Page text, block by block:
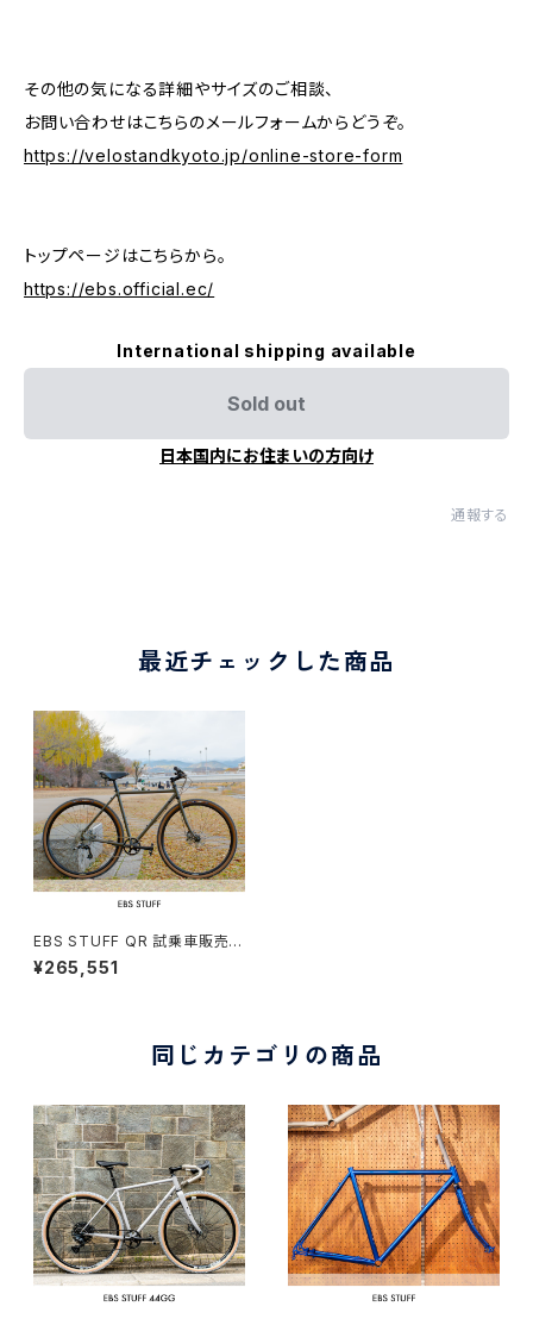
その他の気になる詳細やサイズのご相談、
お問い合わせはこちらのメールフォームからどうぞ。
https://velostandkyoto.jp/online-store-form
トップページはこちらから。
https://ebs.official.ec/
International shipping available
Sold out
日本国内にお住まいの方向け
通報する
最近チェックした商品
EBS STUFF QR 試乗車販売（1
62-169cm）
¥265,551
同じカテゴリの商品